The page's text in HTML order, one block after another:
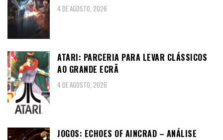
4 DE AGOSTO, 2026
ATARI: PARCERIA PARA LEVAR CLÁSSICOS
AO GRANDE ECRÃ
4 DE AGOSTO, 2026
JOGOS: ECHOES OF AINCRAD – ANÁLISE